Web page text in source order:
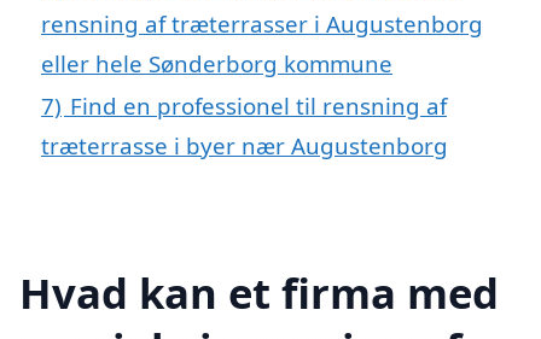
rensning af træterrasser i Augustenborg
eller hele Sønderborg kommune
7) Find en professionel til rensning af
træterrasse i byer nær Augustenborg
Hvad kan et firma med